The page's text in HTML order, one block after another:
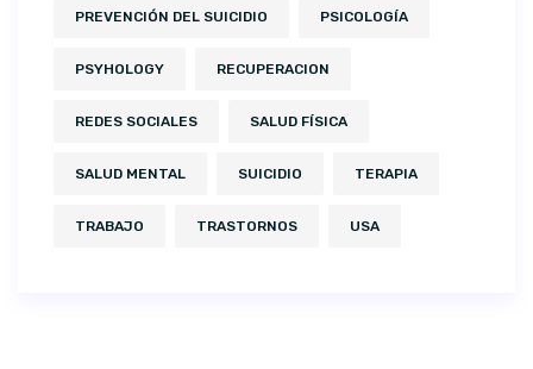
PREVENCIÓN DEL SUICIDIO PSICOLOGÍA
PSYHOLOGY RECUPERACION
REDES SOCIALES SALUD FÍSICA
SALUD MENTAL SUICIDIO TERAPIA
TRABAJO TRASTORNOS USA